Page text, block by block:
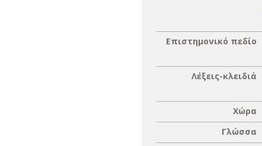
Επιστημονικό πεδίο
Λέξεις-κλειδιά
Χώρα
Γλώσσα